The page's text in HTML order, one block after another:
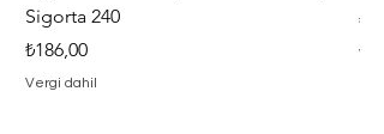
Sigorta 240
Fiyat
₺186,00
Vergi dahil